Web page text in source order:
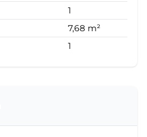
1
7,68 m²
1